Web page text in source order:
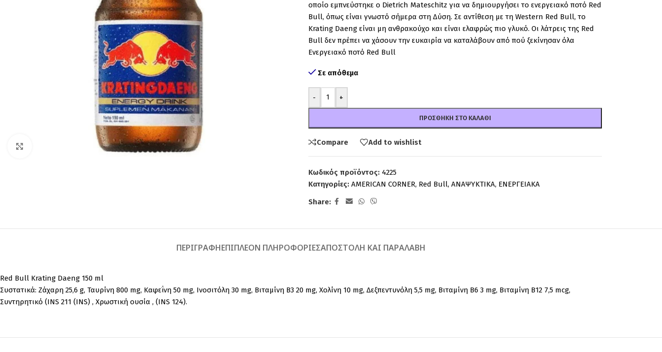
οποίο εμπνεύστηκε ο Dietrich Mateschitz για να δημιουργήσει το ενεργειακό ποτό Red
Bull, όπως είναι γνωστό σήμερα στη Δύση. Σε αντίθεση με τη Western Red Bull, το
Krating Daeng είναι μη ανθρακούχο και είναι ελαφρώς πιο γλυκό. Οι λάτρεις της Red
Bull δεν πρέπει να χάσουν την ευκαιρία να καταλάβουν από πού ξεκίνησαν όλα
Ενεργειακό ποτό Red Bull
Σε απόθεμα
- +
ΠΡΟΣΘΉΚΗ ΣΤΟ ΚΑΛΆΘΙ
Compare Add to wishlist
Κωδικός προϊόντος: 4225
Κατηγορίες: AMERICAN CORNER, Red Bull, ΑΝΑΨΥΚΤΙΚΑ, ΕΝΕΡΓΕΙΑΚΑ
Share:
ΠΕΡΙΓΡΑΦΉΕΠΙΠΛΈΟΝ ΠΛΗΡΟΦΟΡΊΕΣΑΠΟΣΤΟΛΉ ΚΑΙ ΠΑΡΑΛΑΒΉ
Red Bull Krating Daeng 150 ml
Συστατικά: Ζάχαρη 25,6 g, Ταυρίνη 800 mg, Καφεΐνη 50 mg, Ινοσιτόλη 30 mg, Βιταμίνη Β3 20 mg, Χολίνη 10 mg, Δεξπεντυνόλη 5,5 mg, Βιταμίνη Β6 3 mg, Βιταμίνη Β12 7,5 mcg,
Συντηρητικό (INS 211 (INS) , Χρωστική ουσία , (INS 124).